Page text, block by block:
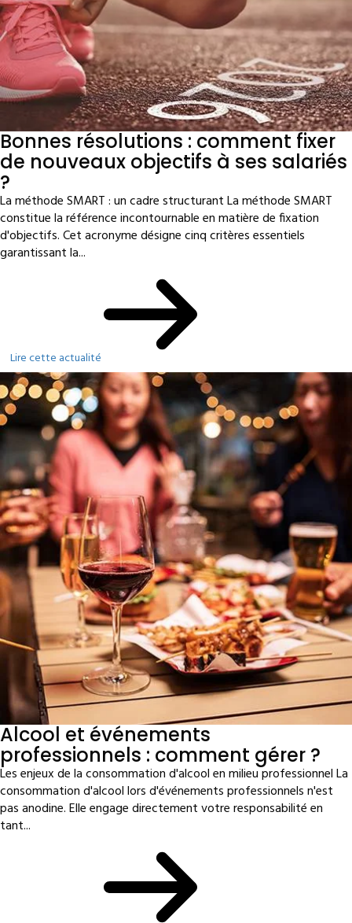
Bonnes résolutions : comment fixer
de nouveaux objectifs à ses salariés
?
La méthode SMART : un cadre structurant La méthode SMART
constitue la référence incontournable en matière de fixation
d'objectifs. Cet acronyme désigne cinq critères essentiels
garantissant la...
Lire cette actualité
Alcool et événements
professionnels : comment gérer ?
Les enjeux de la consommation d'alcool en milieu professionnel La
consommation d'alcool lors d'événements professionnels n'est
pas anodine. Elle engage directement votre responsabilité en
tant...